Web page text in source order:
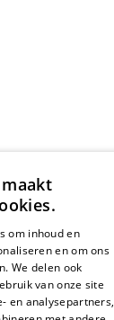
om inhoud en
en om ons
We delen ook
van onze site
en analysepartners,